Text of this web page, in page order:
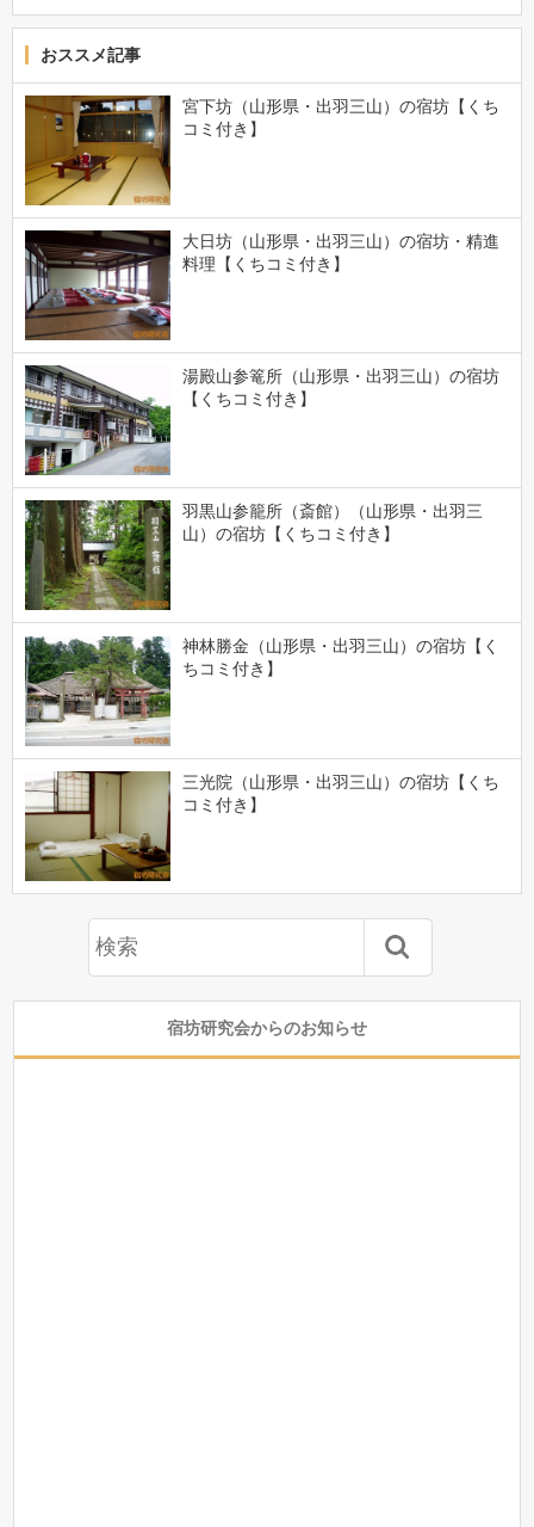
おススメ記事
宮下坊（山形県・出羽三山）の宿坊【くち
コミ付き】
大日坊（山形県・出羽三山）の宿坊・精進
料理【くちコミ付き】
湯殿山参篭所（山形県・出羽三山）の宿坊
【くちコミ付き】
羽黒山参籠所（斎館）（山形県・出羽三
山）の宿坊【くちコミ付き】
神林勝金（山形県・出羽三山）の宿坊【く
ちコミ付き】
三光院（山形県・出羽三山）の宿坊【くち
コミ付き】
宿坊研究会からのお知らせ